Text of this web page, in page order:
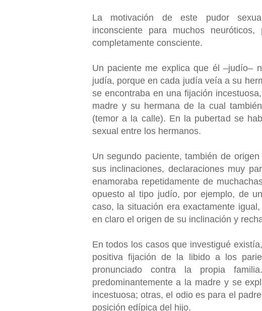
La motivación de este pudor
inconsciente para muchos
completamente consciente.
Un paciente me explica que él –judío–
judía, porque en cada judía veía a su
se encontraba en una fijación
madre y su hermana de la cual
(temor a la calle). En la pubertad se
sexual entre los hermanos.
Un segundo paciente, también de
sus inclinaciones, declaraciones muy
enamoraba repetidamente de
opuesto al tipo judío, por ejemplo, de
caso, la situación era exactamente
en claro el origen de su inclinación y
En todos los casos que investigué
positiva fijación de la libido a los
pronunciado contra la propia
predominantemente a la madre y se
incestuosa; otras, el odio es para el
posición edípica del hijo.